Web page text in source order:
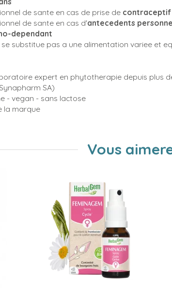
de sante en cas de prise de
de sante en cas d'antecedents
dependant
substitue pas a une alimentation variee et
expert en phytotherapie depuis plus
SA)
- vegan - sans lactose
la marque
Vous